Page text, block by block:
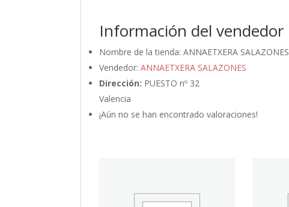
Información del vendedor
Nombre de la tienda: ANNAETXERA SALAZONES
Vendedor:ANNAETXERA SALAZONES
Dirección: PUESTO nº 32
Valencia
¡Aún no se han encontrado valoraciones!